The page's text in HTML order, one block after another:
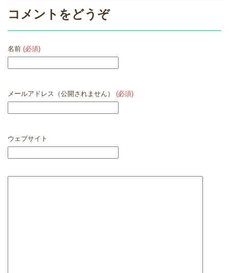
コメントをどうぞ
名前 (必須)
メールアドレス（公開されません） (必須)
ウェブサイト